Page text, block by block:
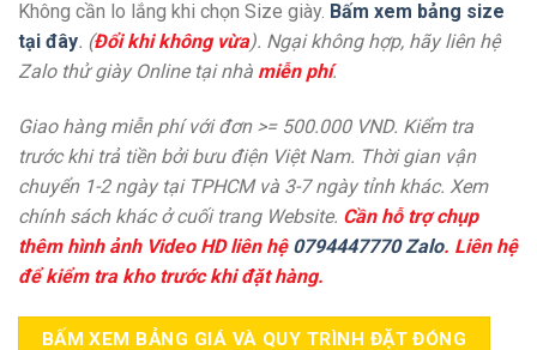
Không cần lo lắng khi chọn Size giày. Bấm xem bảng size
tại đây. (Đổi khi không vừa). Ngại không hợp, hãy liên hệ
Zalo thử giày Online tại nhà miễn phí.
Giao hàng miễn phí với đơn >= 500.000 VND. Kiểm tra
trước khi trả tiền bởi bưu điện Việt Nam. Thời gian vận
chuyển 1-2 ngày tại TPHCM và 3-7 ngày tỉnh khác. Xem
chính sách khác ở cuối trang Website. Cần hỗ trợ chụp
thêm hình ảnh Video HD liên hệ 0794447770 Zalo. Liên hệ
để kiểm tra kho trước khi đặt hàng.
BẤM XEM BẢNG GIÁ VÀ QUY TRÌNH ĐẶT ĐÓNG